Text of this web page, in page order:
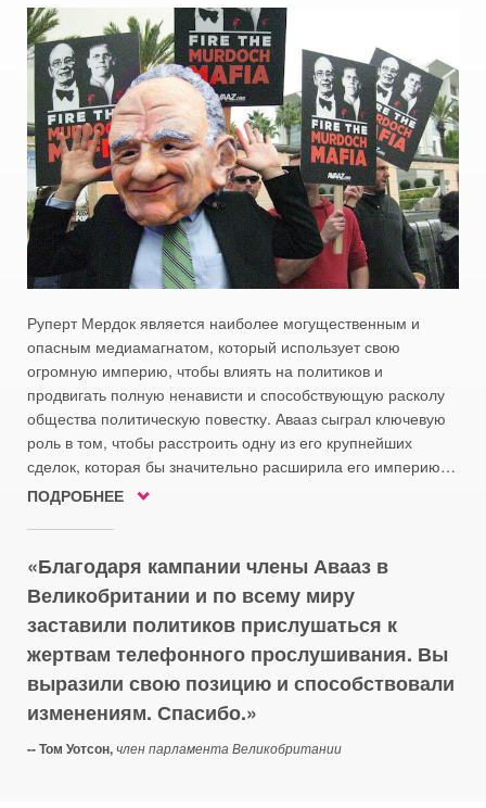
Руперт Мердок является наиболее могущественным и
опасным медиамагнатом, который использует свою
огромную империю, чтобы влиять на политиков и
продвигать полную ненависти и способствующую расколу
общества политическую повестку. Авааз сыграл ключевую
роль в том, чтобы расстроить одну из его крупнейших
сделок, которая бы значительно расширила его империю…
ПОДРОБНЕЕ
Благодаря кампании члены Авааз в
Великобритании и по всему миру
заставили политиков прислушаться к
жертвам телефонного прослушивания. Вы
выразили свою позицию и способствовали
изменениям. Спасибо.
-- Том Уотсон,член парламента Великобритании